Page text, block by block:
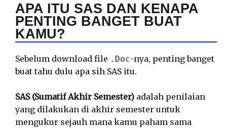
APA ITU SAS DAN KENAPA
PENTING BANGET BUAT
KAMU?
Sebelum download file .Doc-nya, penting banget
buat tahu dulu apa sih SAS itu.
SAS (Sumatif Akhir Semester) adalah penilaian
yang dilakukan di akhir semester untuk
mengukur sejauh mana kamu paham sama